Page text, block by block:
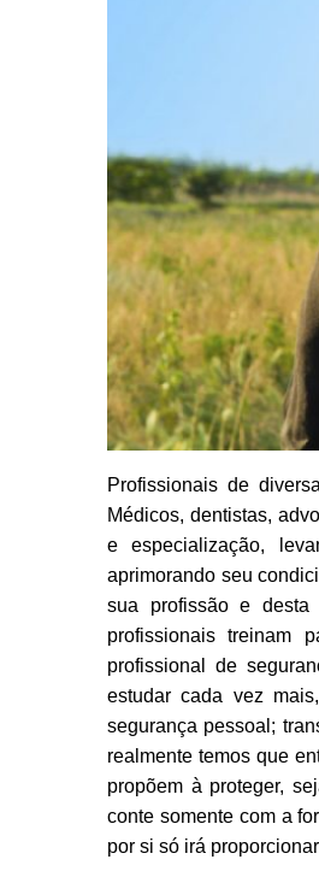
Profissionais de
Médicos, dentistas,
e especialização,
aprimorando seu
sua profissão e
profissionais treinam
profissional de
estudar cada vez
segurança pessoal;
realmente temos que
propõem à proteger,
conte somente com a
por si só irá